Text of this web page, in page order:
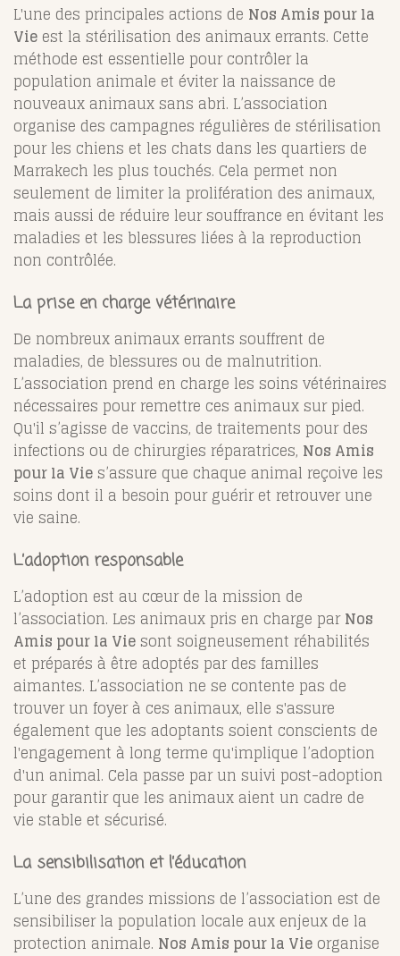
L'une des principales actions de Nos Amis pour la
Vie est la stérilisation des animaux errants. Cette
méthode est essentielle pour contrôler la
population animale et éviter la naissance de
nouveaux animaux sans abri. L’association
organise des campagnes régulières de stérilisation
pour les chiens et les chats dans les quartiers de
Marrakech les plus touchés. Cela permet non
seulement de limiter la prolifération des animaux,
mais aussi de réduire leur souffrance en évitant les
maladies et les blessures liées à la reproduction
non contrôlée.
La prise en charge vétérinaire
De nombreux animaux errants souffrent de
maladies, de blessures ou de malnutrition.
L’association prend en charge les soins vétérinaires
nécessaires pour remettre ces animaux sur pied.
Qu'il s’agisse de vaccins, de traitements pour des
infections ou de chirurgies réparatrices, Nos Amis
pour la Vie s’assure que chaque animal reçoive les
soins dont il a besoin pour guérir et retrouver une
vie saine.
L’adoption responsable
L’adoption est au cœur de la mission de
l’association. Les animaux pris en charge parNos
Amis pour la Vie sont soigneusement réhabilités
et préparés à être adoptés par des familles
aimantes. L’association ne se contente pas de
trouver un foyer à ces animaux, elle s'assure
également que les adoptants soient conscients de
l'engagement à long terme qu'implique l’adoption
d'un animal. Cela passe par un suivi post-adoption
pour garantir que les animaux aient un cadre de
vie stable et sécurisé.
La sensibilisation et l’éducation
L’une des grandes missions de l’association est de
sensibiliser la population locale aux enjeux de la
protection animale. Nos Amis pour la Vie organise